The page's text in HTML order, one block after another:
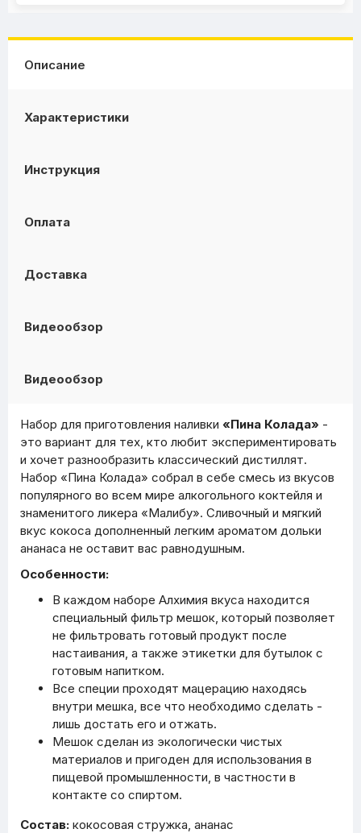
Описание
Характеристики
Инструкция
Оплата
Доставка
Видеообзор
Видеообзор
Набор для приготовления наливки «Пина Колада» -
это вариант для тех, кто любит экспериментировать
и хочет разнообразить классический дистиллят.
Набор «Пина Колада» собрал в себе смесь из вкусов
популярного во всем мире алкогольного коктейля и
знаменитого ликера «Малибу». Сливочный и мягкий
вкус кокоса дополненный легким ароматом дольки
ананаса не оставит вас равнодушным.
Особенности:
В каждом наборе Алхимия вкуса находится
специальный фильтр мешок, который позволяет
не фильтровать готовый продукт после
настаивания, а также этикетки для бутылок с
готовым напитком.
Все специи проходят мацерацию находясь
внутри мешка, все что необходимо сделать -
лишь достать его и отжать.
Мешок сделан из экологически чистых
материалов и пригоден для использования в
пищевой промышленности, в частности в
контакте со спиртом.
Состав: кокосовая стружка, ананас